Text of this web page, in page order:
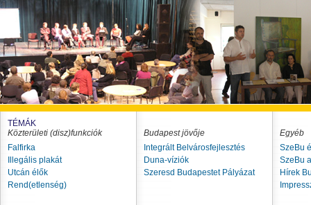
TÉMÁK
Közterületi (disz)funkciók
Falfirka
Illegális plakát
Utcán élők
Rend(etlenség)
Budapest jövője
Integrált Belvárosfejlesztés
Duna-víziók
Szeresd Budapestet Pályázat
Egyéb
SzeBu
SzeBu
Hírek